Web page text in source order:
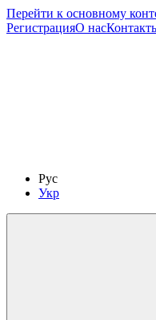
Перейти к основному
РегистрацияО нас
Рус
Укр